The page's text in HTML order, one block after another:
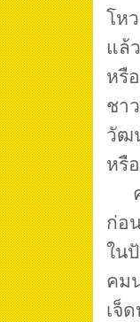
โห
แล้
หรื
ชา
วัฒ
หรื
ค
ก่อ
ใน
คม
เจ็